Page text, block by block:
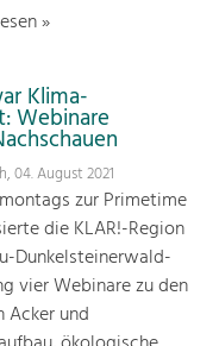
»
Klima-
Webinare
04. August 2021
zur Primetime
die KLAR!-Region
Dunkelsteinerwald-
vier Webinare zu den
Acker und